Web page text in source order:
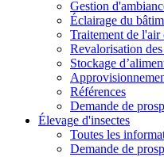
Gestion
Éclairage du
Traitement de l'air
Revalorisation
Stockage
Références
Demande de
Élevage d'insectes
Toutes les
Demande de